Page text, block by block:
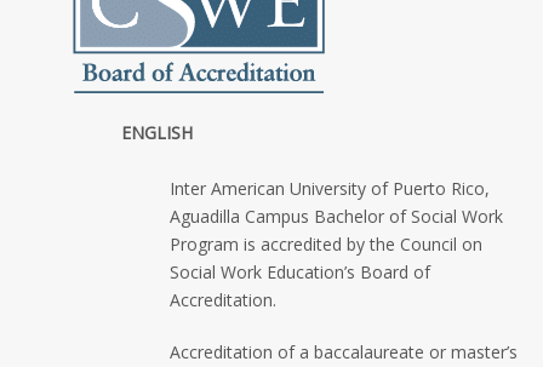
ENGLISH
Inter American University of Puerto Rico,
Aguadilla Campus Bachelor of Social Work
Program is accredited by the Council on
Social Work Education’s Board of
Accreditation.
Accreditation of a baccalaureate or master’s